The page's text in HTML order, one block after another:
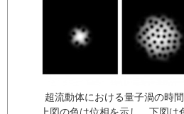
超流動体における量子渦の時
上図の色は位相を示し、下図は